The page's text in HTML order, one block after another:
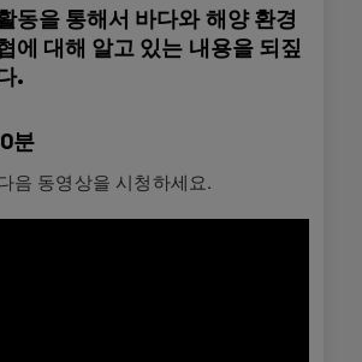
동을 통해서 바다와 해양 환경
에 대해 알고 있는 내용을 되짚
.
분
음 동영상을 시청하세요.